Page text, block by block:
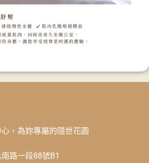
，為妳專屬的隱世花園
路一段88號B1